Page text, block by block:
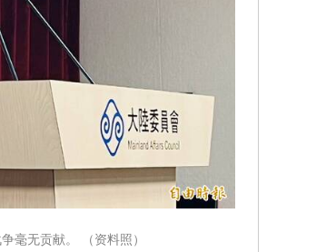
毫无贡献。 （资料照）